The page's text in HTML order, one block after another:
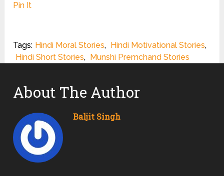
Pin It
Tags: Hindi Moral Stories, Hindi Motivational Stories,
Hindi Short Stories, Munshi Premchand Stories
About The Author
Baljit Singh